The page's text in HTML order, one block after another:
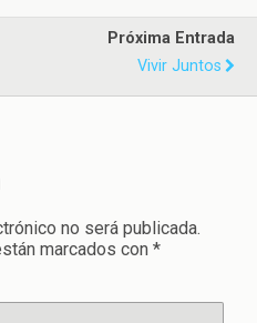
Próxima Entrada
Vivir Juntos
no será publicada.
marcados con *